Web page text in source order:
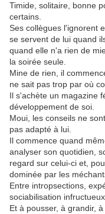
Timide, solitaire, bonne
certains.
Ses collègues l'ignorent
se servent de lui quand
quand elle n'a rien de
la soirée seule.
Mine de rien, il
ne sait pas trop par où
Il s'achète un magazine
développement de soi.
Moui, les conseils ne
pas adapté à lui.
Il commence quand
analyser son quotidien,
regard sur celui-ci et,
dominée par les
Entre intropsections,
sociabilisation
Et à pousser, à grandir,